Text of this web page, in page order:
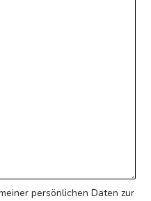
persönlichen Daten zur